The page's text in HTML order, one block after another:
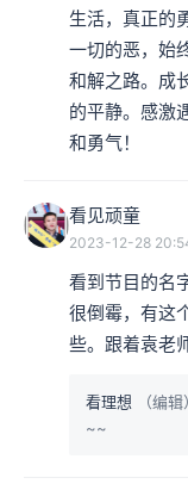
生活，真正的
一切的恶，始
和解之路。成
的平静。感激
和勇气！
看见顽童
2023-12-28
看到节目的名
很倒霉，有这
些。跟着袁老
看理想 （编辑）
~~